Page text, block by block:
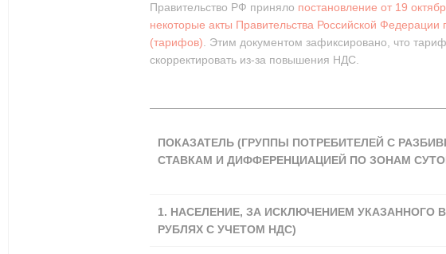
Правительство РФ приняло постановление от 19
некоторые акты Правительства Российской Федерации
(тарифов) . Этим документом зафиксировано, что
скорректировать из-за повышения НДС.
ПОКАЗАТЕЛЬ (ГРУППЫ ПОТРЕБИТЕЛЕЙ С
СТАВКАМ И ДИФФЕРЕНЦИАЦИЕЙ ПО ЗОНАМ
1. НАСЕЛЕНИЕ, ЗА ИСКЛЮЧЕНИЕМ УКАЗАННОГО
РУБЛЯХ С УЧЕТОМ НДС)